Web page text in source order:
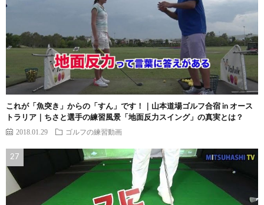
これが「魚突き」からの「すん」です！｜山本道場ゴルフ合宿 in オース
トラリア｜ちさと選手の練習風景「地面反力スイング」の真実とは？
2018.01.29 ゴルフの練習動画